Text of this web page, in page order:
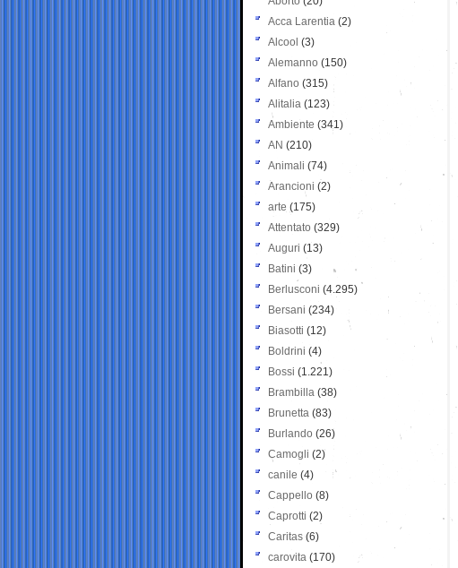
Acca Larentia (2)
Alcool (3)
Alemanno (150)
Alfano (315)
Alitalia (123)
Ambiente (341)
AN (210)
Animali (74)
Arancioni (2)
arte (175)
Attentato (329)
Auguri (13)
Batini (3)
Berlusconi (4.295)
Bersani (234)
Biasotti (12)
Boldrini (4)
Bossi (1.221)
Brambilla (38)
Brunetta (83)
Burlando (26)
Camogli (2)
canile (4)
Cappello (8)
Caprotti (2)
Caritas (6)
carovita (170)